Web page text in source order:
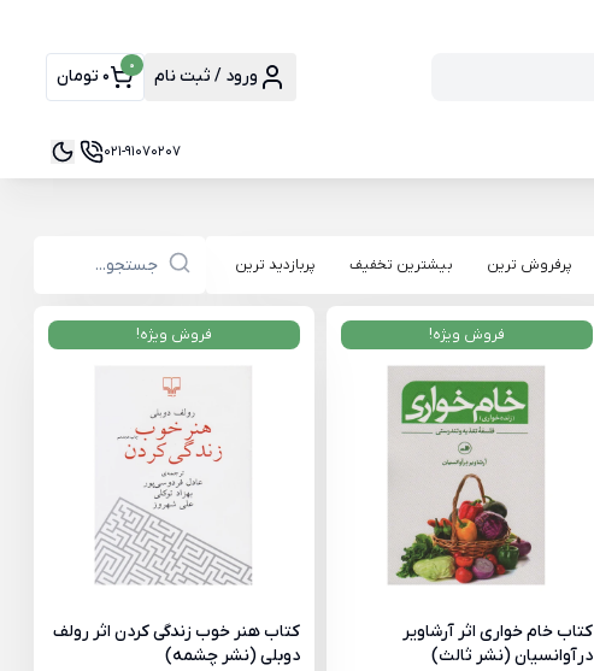
ورود / ثبت نام 0 0 تومان
021-91070207
پرفروش ترین بیشترین تخفیف پربازدید ترین
فروش ویژه!
کتاب خام خواری اثر آرشاویر
درآوانسیان (نشر ثالث)
فروش ویژه!
کتاب هنر خوب زندگی کردن اثر رولف
دوبلی (نشر چشمه)